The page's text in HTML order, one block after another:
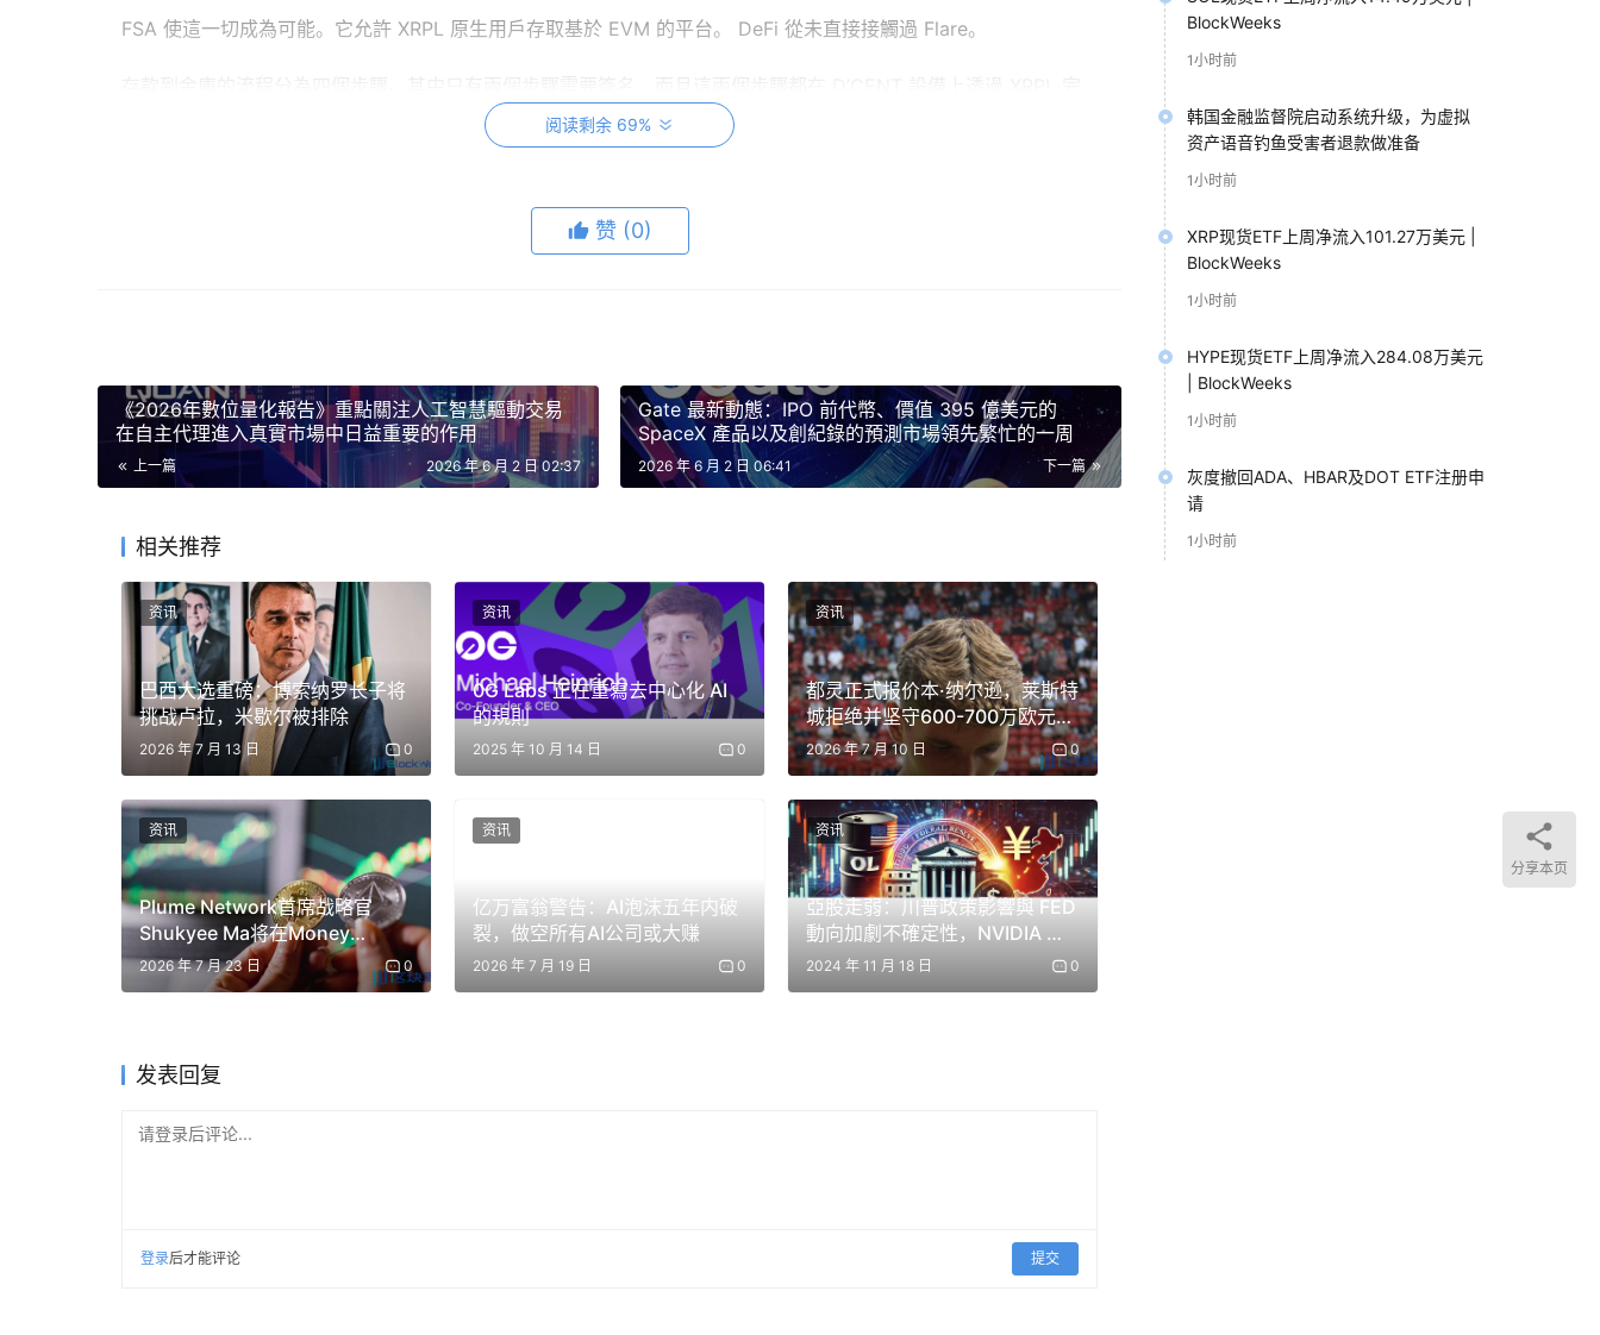
FSA 使這一切成為可能。它允許 XRPL 原生用戶存取基於 EVM 的平台。 DeFi 從未直接接觸過 Flare。
簽署第一筆 XRPL 交易。此操作會在 Flare 上預留抵押品，確定金庫，並支付抵押品預留費和運營商費用。
錢包會顯示進度——抵押品已預留、鑄幣已確認、存款已完成——但在步驟 2 之後無需再簽名。提現流程也相同：在
XRPL 上簽名，Flare 上的代理帳戶會處理其餘部分。
無需新錢包、新密鑰或新鏈。資金仍受 XRPL 簽章控制。無需單獨的助記詞，也無需管理 EVM 位址。
無需氣體代幣。火炬氣在氣流內部處理。
完全非託管式。沒有中間機構進行託管。所有授權都基於來自 D’CENT 設備的 XRPL 簽名。
這個架構之所以有效，是因為 FSA 將 XRPL 視為控制層。每筆 XRPL 交易的備註欄位都編碼了 Flare 上應該執行的
操作。 Flare 資料連接器 (FDC) 將該交易的證明轉發給 Flare 智慧帳戶系統，後者透過指派給該 XRPL 位址的智慧
合約代理程式執行編碼後的指令。每個 XRPL 位址對應一個 EVM 帳戶，該帳戶僅由使用者已知的簽章控制。
用戶已有的錢包即可完成。
MXRPY金庫上限提高至7.5萬FXRP。
同樣的保險庫，同樣的穩定性──只是空間更大了。
阅读剩余 69%
赞 (0)
《2026年數位量化報告》重點關注人工智慧驅動交易
在自主代理進入真實市場中日益重要的作用
上一篇 2026 年 6 月 2 日 02:37
Gate 最新動態：IPO 前代幣、價值 395 億美元的
SpaceX 產品以及創紀錄的預測市場領先繁忙的一周
下一篇
2026 年 6 月 2 日 06:41
相关推荐
巴西大选重磅：博索纳罗长子将
挑战卢拉，米歇尔被排除
2026 年 7 月 13 日 0
资讯
0G Labs 正在重寫去中心化 AI
的規則
2025 年 10 月 14 日 0
资讯
都灵正式报价本·纳尔逊，莱斯特
城拒绝并坚守600-700万欧元估
价
2026 年 7 月 10 日 0
资讯
Plume Network首席战略官
Shukyee Ma将在Money
Frontier 2026发表演讲：RWA
上链再掀热潮
2026 年 7 月 23 日 0
资讯
亿万富翁警告：AI泡沫五年内破
裂，做空所有AI公司或大赚
2026 年 7 月 19 日 0
资讯
亞股走弱：川普政策影響與 FED
動向加劇不確定性，NVIDIA 財
報公布影響 AI 熱潮
2024 年 11 月 18 日 0
资讯
发表回复
请登录后评论...
登录后才能评论 提交
BlockWeeks
1小时前
韩国金融监督院启动系统升级，为虚拟
资产语音钓鱼受害者退款做准备
1小时前
XRP现货ETF上周净流入101.27万美元 |
BlockWeeks
1小时前
HYPE现货ETF上周净流入284.08万美元
| BlockWeeks
1小时前
灰度撤回ADA、HBAR及DOT ETF注册申
请
1小时前
分享本页